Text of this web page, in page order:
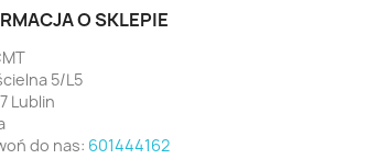
O SKLEPIE
5/L5
Lublin
do nas: 601444162